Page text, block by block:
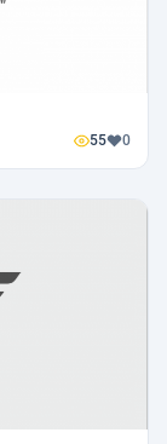
55 0